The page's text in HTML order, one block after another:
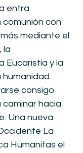
entra
con
mediante el
la
Eucaristía y la
humanidad
consigo
caminar hacia
Una nueva
La
Humanitas el